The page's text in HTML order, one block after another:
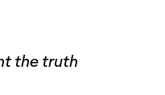
the truth